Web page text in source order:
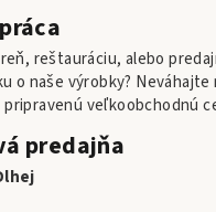
reštauráciu, alebo
o naše výrobky?
pripravenú veľkoobchodnú
predajňa